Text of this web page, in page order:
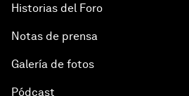
Historias del Foro
Notas de prensa
Galería de fotos
Pódcast